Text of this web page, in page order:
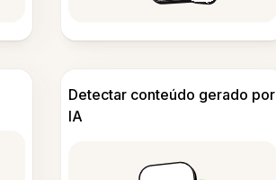
Detectar conteúdo gerado por
IA